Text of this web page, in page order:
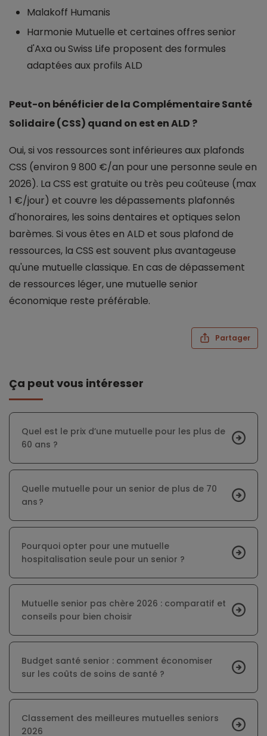
Malakoff Humanis
Harmonie Mutuelle et certaines offres senior
d'Axa ou Swiss Life proposent des formules
adaptées aux profils ALD
Peut-on bénéficier de la Complémentaire Santé
Solidaire (CSS) quand on est en ALD ?
Oui, si vos ressources sont inférieures aux plafonds
CSS (environ 9 800 €/an pour une personne seule en
2026). La CSS est gratuite ou très peu coûteuse (max
1 €/jour) et couvre les dépassements plafonnés
d'honoraires, les soins dentaires et optiques selon
barèmes. Si vous êtes en ALD et sous plafond de
ressources, la CSS est souvent plus avantageuse
qu'une mutuelle classique. En cas de dépassement
de ressources léger, une mutuelle senior
économique reste préférable.
Partager
Ça peut vous intéresser
Quel est le prix d’une mutuelle pour les plus de
60 ans ?
Quelle mutuelle pour un senior de plus de 70
ans ?
Pourquoi opter pour une mutuelle
hospitalisation seule pour un senior ?
Mutuelle senior pas chère 2026 : comparatif et
conseils pour bien choisir
Budget santé senior : comment économiser
sur les coûts de soins de santé ?
Classement des meilleures mutuelles seniors
2026